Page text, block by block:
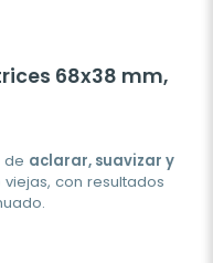
68x38 mm,
de aclarar, suavizar y
viejas, con resultados